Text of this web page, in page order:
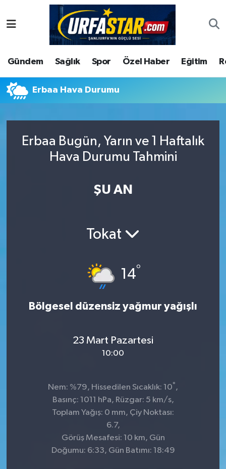
Gündem Sağlık Spor Özel Haber Eğitim
Erbaa Hava Durumu
Erbaa Bugün, Yarın ve 1 Haftalık
Hava Durumu Tahmini
ŞU AN
Tokat
14°
Bölgesel düzensiz yağmur yağışlı
23 Mart Pazartesi
10:00
Nem: %79, Hissedilen Sıcaklık: 10° ,
Basınç: 1011 hPa, Rüzgar: 5 km/s,
Toplam Yağış: 0 mm, Çiy Noktası:
6.7,
Görüş Mesafesi: 10 km, Gün
Doğumu: 6:33, Gün Batımı: 18:49
ASAYİS
ÇEVRE
DUNYA
Ekonomi
Şanlıurfa Nöbetçi Eczaneler
Şanlıurfa Hava Durumu
Şanlıurfa Namaz Vakitleri
Süper Lig Puan Durumu ve Fikstür
Son Dakika Haberleri